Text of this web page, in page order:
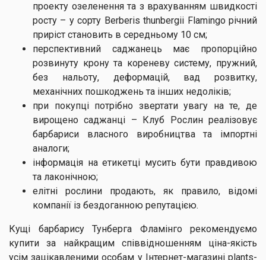
проекту озеленення та з врахуванням швидкості
росту – у сорту Berberis thunbergii Flamingo річний
приріст становить в середньому 10 см;
перспективний саджанець має пропорційно
розвинуту крону та кореневу систему, пружний,
без нальоту, деформацій, вад розвитку,
механічних пошкоджень та інших недоліків;
при покупці потрібно звертати увагу на те, де
вирощено саджанці – Клуб Рослин реалізовує
барбариси власного виробництва та імпортні
аналоги;
інформація на етикетці мусить бути правдивою
та лаконічною;
елітні рослини продають, як правило, відомі
компанії із бездоганною репутацією.
Кущі барбарису Тунберга Фламінго рекомендуємо
купити за найкращим співвідношенням ціна-якість
усім зацікавленими особам у Інтернет-магазині plants-